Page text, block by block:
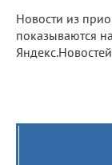
Новости из
показываются